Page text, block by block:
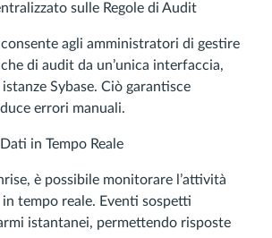
sulle Regole di Audit
consente agli amministratori di gestire
di audit da un’unica interfaccia,
Sybase. Ciò garantisce
errori manuali.
in Tempo Reale
è possibile monitorare l’attività
tempo reale. Eventi sospetti
istantanei, permettendo risposte